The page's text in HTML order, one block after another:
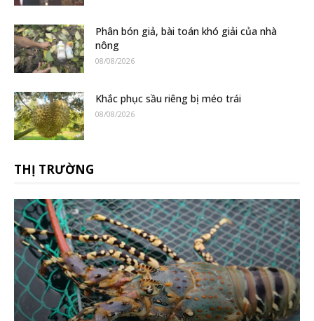
Phân bón giả, bài toán khó giải của nhà
nông
08/08/2026
Khắc phục sầu riêng bị méo trái
08/08/2026
THỊ TRƯỜNG